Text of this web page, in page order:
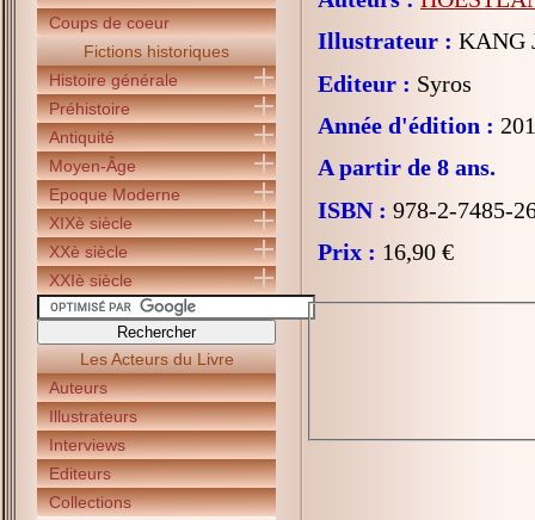
Coups de coeur
Fictions historiques
Histoire générale
Préhistoire
Antiquité
Moyen-Âge
Epoque Moderne
XIXè siècle
XXè siècle
XXIè siècle
Les Acteurs du Livre
Auteurs
Illustrateurs
Interviews
Editeurs
Collections
Illustrateur : KANG
Editeur : Syros
Année d'édition :
A partir de 8 ans.
ISBN : 978-2-7485-
Prix : 16,90 €